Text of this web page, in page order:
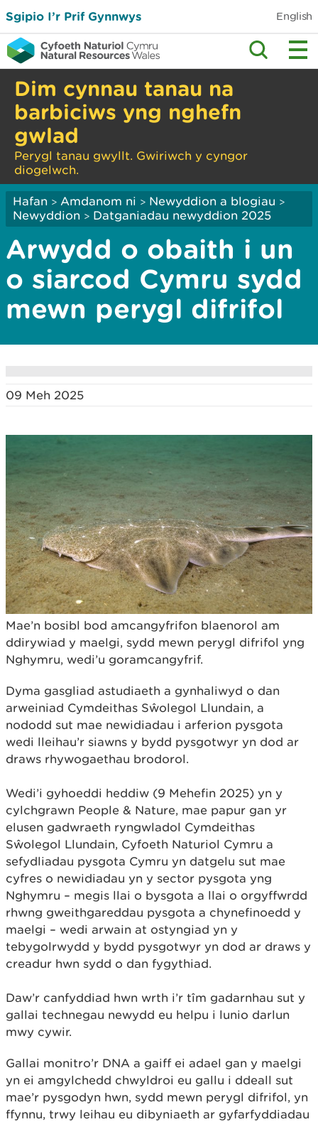
Sgipio I’r Prif Gynnwys English
Dim cynnau tanau na
barbiciws yng nghefn
gwlad
Perygl tanau gwyllt. Gwiriwch y cyngor
diogelwch.
Hafan > Amdanom ni > Newyddion a blogiau >
Newyddion > Datganiadau newyddion 2025
Arwydd o obaith i un
o siarcod Cymru sydd
mewn perygl difrifol
09 Meh 2025
Mae’n bosibl bod amcangyfrifon blaenorol am
ddirywiad y maelgi, sydd mewn perygl difrifol yng
Nghymru, wedi’u goramcangyfrif.
Dyma gasgliad astudiaeth a gynhaliwyd o dan
arweiniad Cymdeithas Sŵolegol Llundain, a
nododd sut mae newidiadau i arferion pysgota
wedi lleihau’r siawns y bydd pysgotwyr yn dod ar
draws rhywogaethau brodorol.
Wedi’i gyhoeddi heddiw (9 Mehefin 2025) yn y
cylchgrawn People & Nature, mae papur gan yr
elusen gadwraeth ryngwladol Cymdeithas
Sŵolegol Llundain, Cyfoeth Naturiol Cymru a
sefydliadau pysgota Cymru yn datgelu sut mae
cyfres o newidiadau yn y sector pysgota yng
Nghymru – megis llai o bysgota a llai o orgyffwrdd
rhwng gweithgareddau pysgota a chynefinoedd y
maelgi – wedi arwain at ostyngiad yn y
tebygolrwydd y bydd pysgotwyr yn dod ar draws y
creadur hwn sydd o dan fygythiad.
Daw’r canfyddiad hwn wrth i’r tîm gadarnhau sut y
gallai technegau newydd eu helpu i lunio darlun
mwy cywir.
Gallai monitro’r DNA a gaiff ei adael gan y maelgi
yn ei amgylchedd chwyldroi eu gallu i ddeall sut
mae’r pysgodyn hwn, sydd mewn perygl difrifol, yn
ffynnu, trwy leihau eu dibyniaeth ar gyfarfyddiadau